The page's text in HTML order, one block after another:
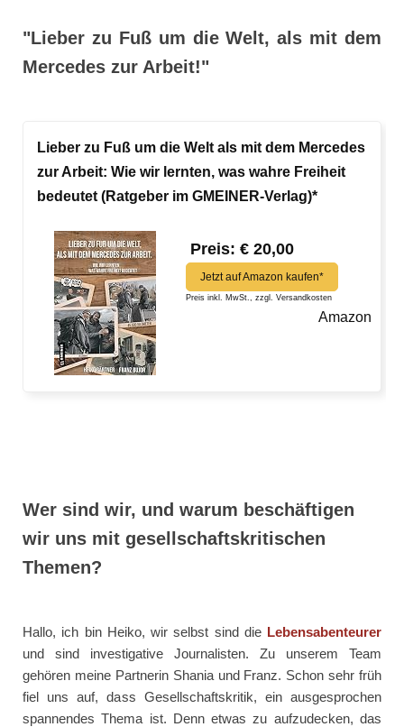
"Lieber zu Fuß um die Welt, als mit dem
Mercedes zur Arbeit!"
Lieber zu Fuß um die Welt als mit dem Mercedes
zur Arbeit: Wie wir lernten, was wahre Freiheit
bedeutet (Ratgeber im GMEINER-Verlag)*
Preis: € 20,00
Jetzt auf Amazon kaufen*
Preis inkl. MwSt., zzgl. Versandkosten
Amazon
Wer sind wir, und warum beschäftigen
wir uns mit gesellschaftskritischen
Themen?
Hallo, ich bin Heiko, wir selbst sind die Lebensabenteurer
und sind investigative Journalisten. Zu unserem Team
gehören meine Partnerin Shania und Franz. Schon sehr früh
fiel uns auf, dass Gesellschaftskritik, ein ausgesprochen
spannendes Thema ist. Denn etwas zu aufzudecken, das